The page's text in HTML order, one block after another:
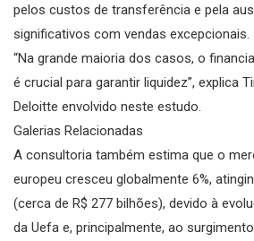
pelos custos de transferência e pela
significativos com vendas excepcionais.
“Na grande maioria dos casos, o
é crucial para garantir liquidez”, explica
Deloitte envolvido neste estudo.
Galerias Relacionadas
A consultoria também estima que o
europeu cresceu globalmente 6%,
(cerca de R$ 277 bilhões), devido à
da Uefa e, principalmente, ao